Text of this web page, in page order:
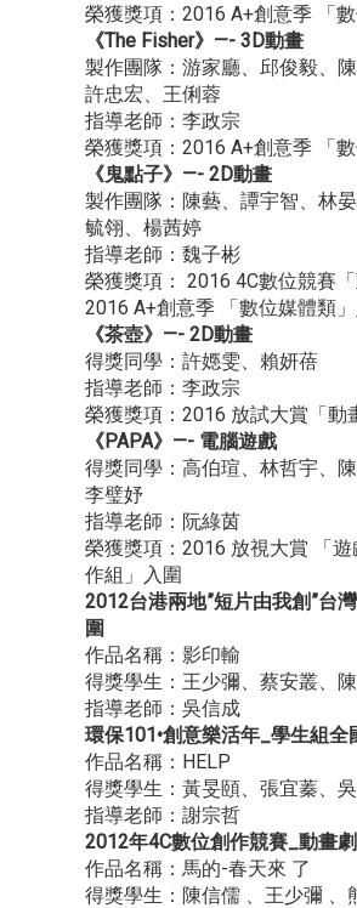
榮獲獎項：2016 A+創意季 「
《The Fisher》—- 3D動畫
製作團隊：游家廳、邱俊毅、陳
許忠宏、王俐蓉
指導老師：李政宗
榮獲獎項：2016 A+創意季 「
《鬼點子》—- 2D動畫
製作團隊：陳藝、譚宇智、林
毓翎、楊茜婷
指導老師：魏子彬
榮獲獎項： 2016 4C數位競賽
2016 A+創意季 「數位媒體類
《茶壺》—- 2D動畫
得獎同學：許嫕雯、賴妍蓓
指導老師：李政宗
榮獲獎項：2016 放試大賞「動
《PAPA》—- 電腦遊戲
得獎同學：高伯瑄、林哲宇、陳
李璧妤
指導老師：阮綠茵
榮獲獎項：2016 放視大賞 「
作組」入圍
2012台港兩地”短片由我創”台
圍
作品名稱：影印輸
得獎學生：王少彌、蔡安叢、
指導老師：吳信成
環保101•創意樂活年_學生組全
作品名稱：HELP
得獎學生：黃旻頤、張宜蓁、
指導老師：謝宗哲
2012年4C數位創作競賽_動畫
作品名稱：馬的-春天來 了
得獎學生：陳信儒 、王少彌 、